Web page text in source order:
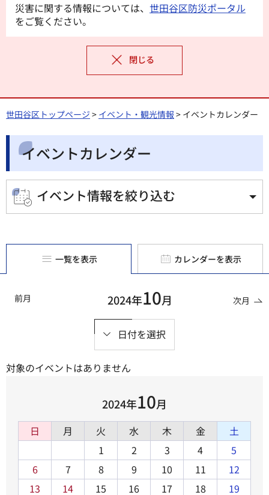
災害に関する情報については、 世田谷区防災ポータル
をご覧ください。
閉じる
世田谷区トップページ > イベント・観光情報 > イベントカレンダー
イベントカレンダー
イベント情報を絞り込む
一覧を表示 カレンダーを表示
前月 2024年10月
日付を選択
次月
対象のイベントはありません
2024年10月
日 月 火 水 木 金
土
1
2 3 4
5
6
7 8 9 10 11
12
13
14 15 16 17 18
19